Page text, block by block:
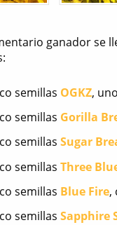
ganador se
semillas OGKZ,
semillas Gorilla
semillas Sugar
semillasThree
semillas Blue Fire,
semillasSapphire